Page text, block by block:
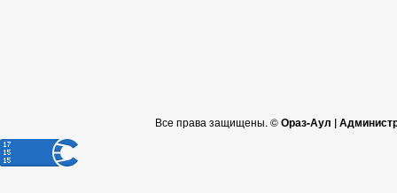
Все права защищены. ©Ораз-Аул |